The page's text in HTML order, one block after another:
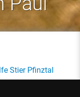
Stier Pfinztal